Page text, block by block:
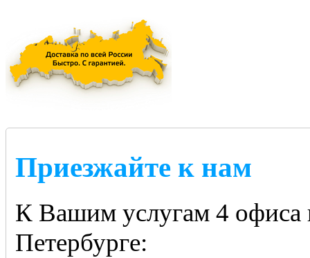
Приезжайте к нам
К Вашим услугам 4 офиса
Петербурге: